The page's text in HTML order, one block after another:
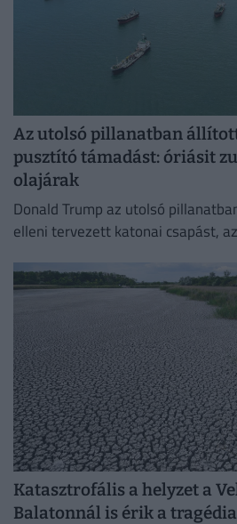
Az utolsó pillanatban
pusztító támadást: óriásit
olajárak
Donald Trump az utolsó
elleni tervezett katonai csapást,
Katasztrofális a helyzet a
Balatonnál is érik a